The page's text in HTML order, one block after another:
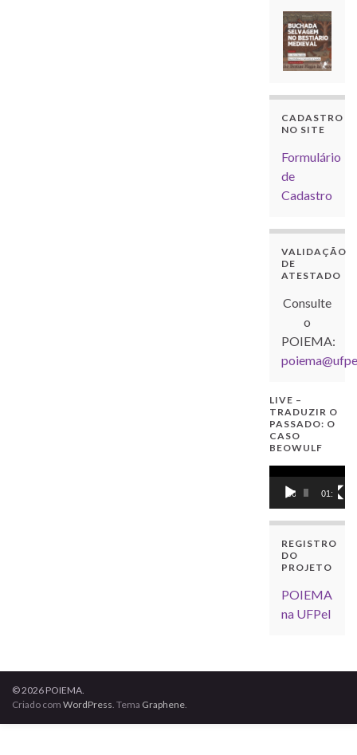
CADASTRO
NO SITE
Formulário
de
Cadastro
VALIDAÇÃO
DE
ATESTADO
Consulte
o
POIEMA:
LIVE –
TRADUZIR O
PASSADO: O
CASO
BEOWULF
Tocador
vídeo
00:00 01:16:34
REGISTRO
DO
PROJETO
POIEMA
na UFPel
© 2026 POIEMA.
Criado com WordPress. Tema Graphene.